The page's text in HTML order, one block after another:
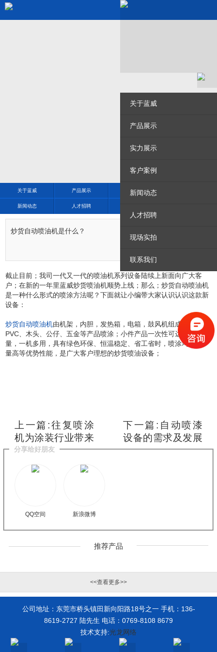
关于蓝威
产品展示
实力展示
客户案例
新闻动态
人才招聘
现场实拍
联系我们
关于蓝威 产品展示 实力展示
新闻动态 人才招聘
炒货自动喷油机是什么？
截止目前；我司一代又一代的喷油机系列设备陆续上新面向广大客
户；在新的一年里蓝威炒货喷油机顺势上线；那么；炒货自动喷油机
是一种什么形式的喷涂方法呢？下面就让小编带大家认识认识这款新
设备：
炒货自动喷油机由机架，内胆，发热箱，电箱，鼓风机组成，可用于
PVC、木头、公仔、五金等产品喷涂；小件产品一次性可达上百件产
量，一机多用，具有绿色环保、恒温稳定、省工省时，喷涂均匀、产
量高等优势性能，是广大客户理想的炒货喷油设备；
上一篇:往复喷涂
机为涂装行业带来
的改变
下一篇:自动喷漆
设备的需求及发展
前景
分享给好朋友
QQ空间 新浪微博
推荐产品
<<查看更多>>
公司地址：东莞市桥头镇田新向阳路18号之一 手机：136-
8619-2727 陆先生 电话：0769-8108 8679
技术支持:光龙网络